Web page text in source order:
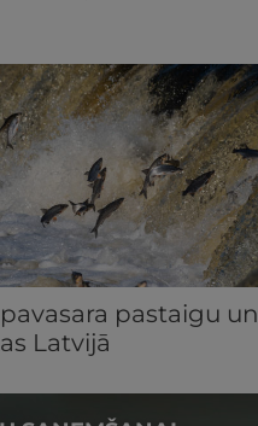
pastaigu un
Latvijā